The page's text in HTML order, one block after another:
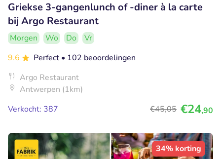
Griekse 3-gangenlunch of -diner à la carte
bij Argo Restaurant
Morgen Wo Do
Vr
9.6
Perfect • 102 beoordelingen
Argo Restaurant
Antwerpen (1km)
Verkocht: 387
€45,05 €24,90
34% korting